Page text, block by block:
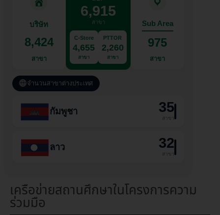
บริษัท
8,424
สาขา
6,915
สาขา
C-Store
4,655
สาขา
PTTOR
2,260
สาขา
Sub Area
975
สาขา
จำนวนสาขาต่างประเทศ
กัมพูชา 35
สาขา
ลาว 32
สาขา
เครือข่ายสถานศึกษาในโครงการความ
ร่วมมือ